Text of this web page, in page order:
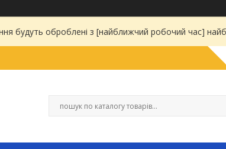
будуть оброблені з [найближчий робочий час]